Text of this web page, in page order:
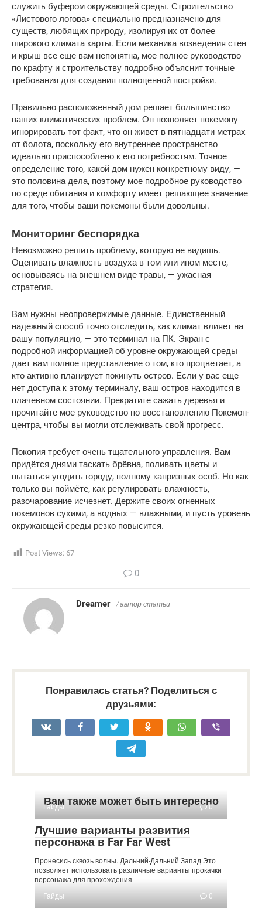
служить буфером окружающей среды. Строительство
«Листового логова» специально предназначено для
существ, любящих природу, изолируя их от более
широкого климата карты. Если механика возведения стен
и крыш все еще вам непонятна, мое полное руководство
по крафту и строительству подробно объяснит точные
требования для создания полноценной постройки.
Правильно расположенный дом решает большинство
ваших климатических проблем. Он позволяет покемону
игнорировать тот факт, что он живет в пятнадцати метрах
от болота, поскольку его внутреннее пространство
идеально приспособлено к его потребностям. Точное
определение того, какой дом нужен конкретному виду, —
это половина дела, поэтому мое подробное руководство
по среде обитания и комфорту имеет решающее значение
для того, чтобы ваши покемоны были довольны.
Мониторинг беспорядка
Невозможно решить проблему, которую не видишь.
Оценивать влажность воздуха в том или ином месте,
основываясь на внешнем виде травы, — ужасная
стратегия.
Вам нужны неопровержимые данные. Единственный
надежный способ точно отследить, как климат влияет на
вашу популяцию, — это терминал на ПК. Экран с
подробной информацией об уровне окружающей среды
дает вам полное представление о том, кто процветает, а
кто активно планирует покинуть остров. Если у вас еще
нет доступа к этому терминалу, ваш остров находится в
плачевном состоянии. Прекратите сажать деревья и
прочитайте мое руководство по восстановлению Покемон-
центра, чтобы вы могли отслеживать свой прогресс.
Покопия требует очень тщательного управления. Вам
придётся днями таскать брёвна, поливать цветы и
пытаться угодить городу, полному капризных особ. Но как
только вы поймёте, как регулировать влажность,
разочарование исчезнет. Держите своих огненных
покемонов сухими, а водных — влажными, и пусть уровень
окружающей среды резко повысится.
Post Views: 67
0
Dreamer / автор статьи
Понравилась статья? Поделиться с
друзьями:
Вам также может быть интересно
Гайды 0
Лучшие варианты развития
персонажа в Far Far West
Пронесись сквозь волны. Дальний-Дальний Запад Это
позволяет использовать различные варианты прокачки
персонажа для прохождения
Гайды
0